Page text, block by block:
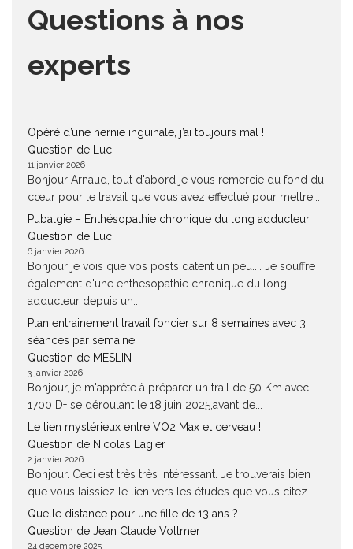
Questions à nos
experts
Opéré d’une hernie inguinale, j’ai toujours mal !
Question de Luc
11 janvier 2026
Bonjour Arnaud, tout d'abord je vous remercie du fond du
cœur pour le travail que vous avez effectué pour mettre...
Pubalgie – Enthésopathie chronique du long adducteur
Question de Luc
6 janvier 2026
Bonjour je vois que vos posts datent un peu.... Je souffre
également d'une enthesopathie chronique du long
adducteur depuis un...
Plan entrainement travail foncier sur 8 semaines avec 3
séances par semaine
Question de MESLIN
3 janvier 2026
Bonjour, je m'apprête à préparer un trail de 50 Km avec
1700 D+ se déroulant le 18 juin 2025,avant de...
Le lien mystérieux entre VO2 Max et cerveau !
Question de Nicolas Lagier
2 janvier 2026
Bonjour. Ceci est très très intéressant. Je trouverais bien
que vous laissiez le lien vers les études que vous citez....
Quelle distance pour une fille de 13 ans ?
Question de Jean Claude Vollmer
24 décembre 2025